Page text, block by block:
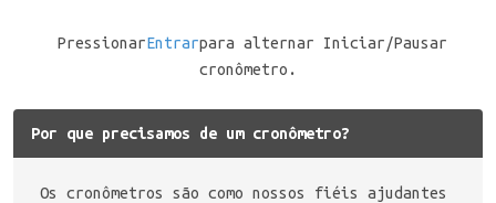
PressionarEntrarpara alternar Iniciar/Pausar
cronômetro.
Por que precisamos de um cronômetro?
Os cronômetros são como nossos fiéis ajudantes